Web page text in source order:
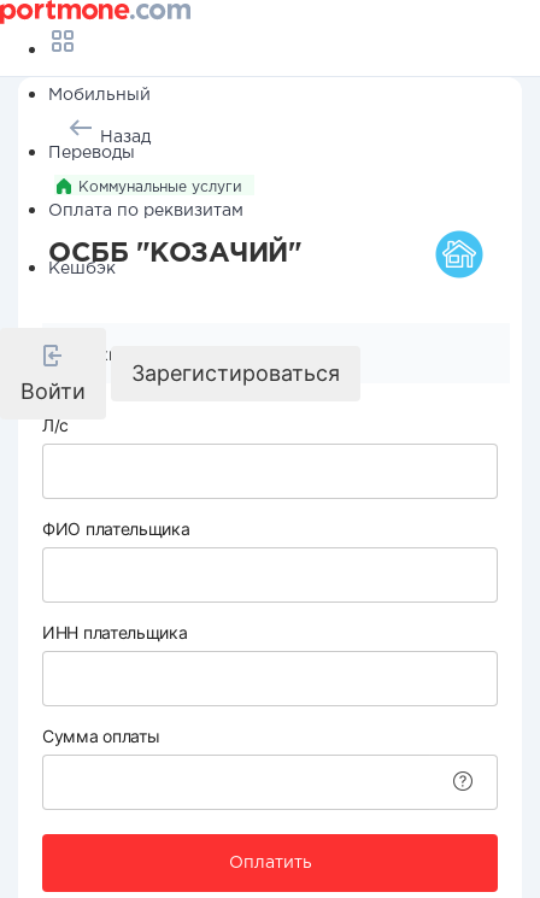
Мобильный
Переводы
Оплата по реквизитам
Кешбэк
Войти
Зарегистироваться
Назад
Коммунальные услуги
ОСББ "КОЗАЧИЙ"
Реквизиты компании
Л/с
ФИО плательщика
ИНН плательщика
Сумма оплаты
Оплатить